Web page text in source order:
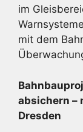
im
mit dem
absichern –
Dresden